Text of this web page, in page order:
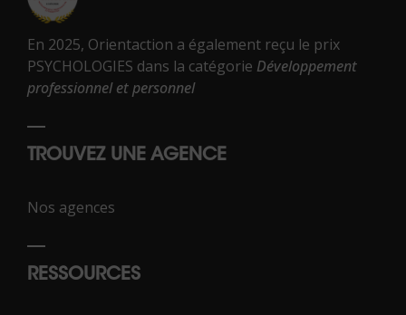
En 2025, Orientaction a également reçu le prix
PSYCHOLOGIES dans la catégorie Développement
professionnel et personnel
TROUVEZ UNE AGENCE
Nos agences
RESSOURCES